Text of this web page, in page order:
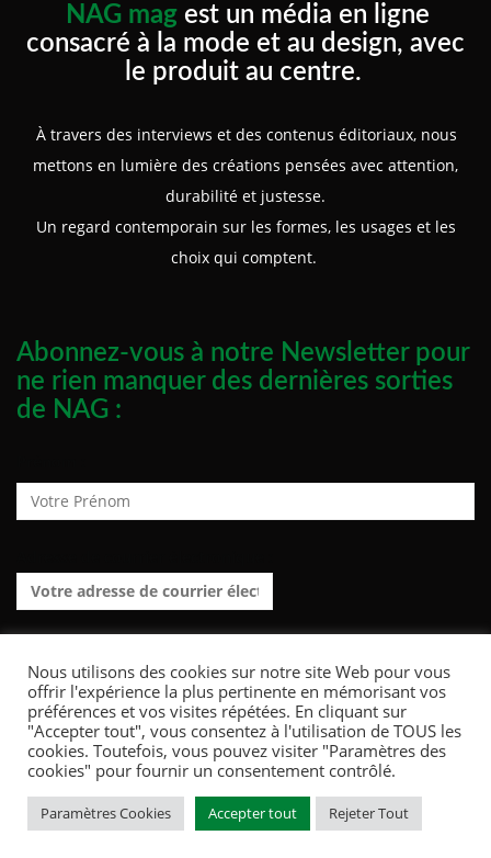
NAG mag est un média en ligne
consacré à la mode et au design, avec
le produit au centre.
À travers des interviews et des contenus éditoriaux, nous
mettons en lumière des créations pensées avec attention,
durabilité et justesse.
Un regard contemporain sur les formes, les usages et les
choix qui comptent.
Abonnez-vous à notre Newsletter pour
ne rien manquer des dernières sorties
de NAG :
POWERED BY WORDPRESS| THEME:GREATMAGBY ATHEMES.
Nous utilisons des cookies sur notre site Web pour vous
offrir l'expérience la plus pertinente en mémorisant vos
préférences et vos visites répétées. En cliquant sur
"Accepter tout", vous consentez à l'utilisation de TOUS les
cookies. Toutefois, vous pouvez visiter "Paramètres des
cookies" pour fournir un consentement contrôlé.
Paramètres Cookies Accepter tout Rejeter Tout